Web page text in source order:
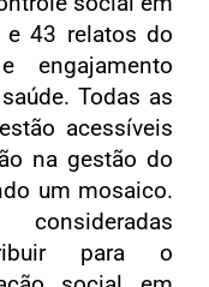
e 43 relatos do
. Todas as
acessíveis
na gestão do
um mosaico.
para o